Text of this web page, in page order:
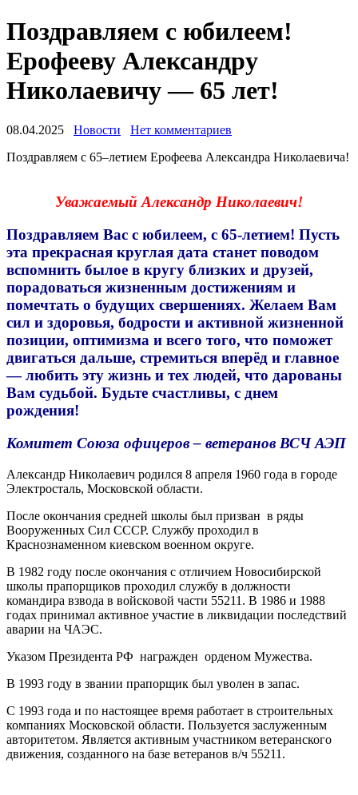
Поздравляем с юбилеем!
Ерофееву Александру
Николаевичу — 65 лет!
08.04.2025 Новости
Нет комментариев
Поздравляем с 65–летием Ерофеева Александра Николаевича!
Уважаемый Александр Николаевич!
Поздравляем Вас с юбилеем, с 65-летием! Пусть
эта прекрасная круглая дата станет поводом
вспомнить былое в кругу близких и друзей,
порадоваться жизненным достижениям и
помечтать о будущих свершениях. Желаем Вам
сил и здоровья, бодрости и активной жизненной
позиции, оптимизма и всего того, что поможет
двигаться дальше, стремиться вперёд и главное
— любить эту жизнь и тех людей, что дарованы
Вам судьбой. Будьте счастливы, с днем
рождения!
Комитет Союза офицеров – ветеранов ВСЧ АЭП
Александр Николаевич родился 8 апреля 1960 года в городе
Электросталь, Московской области.
После окончания средней школы был призван в ряды
Вооруженных Сил СССР. Службу проходил в
Краснознаменном киевском военном округе.
В 1982 году после окончания с отличием Новосибирской
школы прапорщиков проходил службу в должности
командира взвода в войсковой части 55211. В 1986 и 1988
годах принимал активное участие в ликвидации последствий
аварии на ЧАЭС.
Указом Президента РФ награжден орденом Мужества.
В 1993 году в звании прапорщик был уволен в запас.
С 1993 года и по настоящее время работает в строительных
компаниях Московской области. Пользуется заслуженным
авторитетом. Является активным участником ветеранского
движения, созданного на базе ветеранов в/ч 55211.